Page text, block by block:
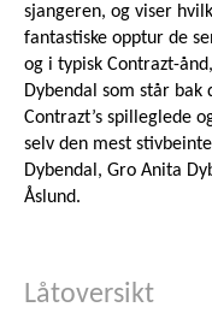
sjangeren, og viser
fantastiske opptur de
og i typisk Contrazt-
Dybendal som står
Contrazt’s spilleglede
selv den mest
Dybendal, Gro Anita
Åslund.
Låtoversikt